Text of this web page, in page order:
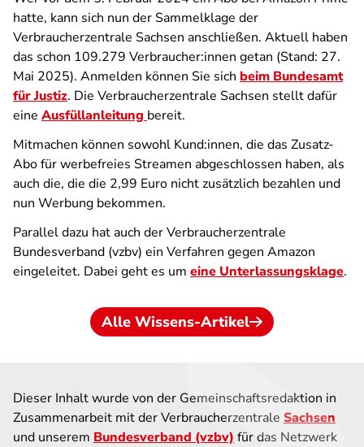
hatte, kann sich nun der Sammelklage der
Verbraucherzentrale Sachsen anschließen. Aktuell haben
das schon 109.279 Verbraucher:innen getan (Stand: 27.
Mai 2025). Anmelden können Sie sich beim Bundesamt
für Justiz. Die Verbraucherzentrale Sachsen stellt dafür
eine Ausfüllanleitung bereit.
Mitmachen können sowohl Kund:innen, die das Zusatz-
Abo für werbefreies Streamen abgeschlossen haben, als
auch die, die die 2,99 Euro nicht zusätzlich bezahlen und
nun Werbung bekommen.
Parallel dazu hat auch der Verbraucherzentrale
Bundesverband (vzbv) ein Verfahren gegen Amazon
eingeleitet. Dabei geht es um eine Unterlassungsklage.
Alle Wissens-Artikel
Dieser Inhalt wurde von der Gemeinschaftsredaktion in
Zusammenarbeit mit der Verbraucherzentrale Sachsen
und unserem Bundesverband (vzbv) für das Netzwerk